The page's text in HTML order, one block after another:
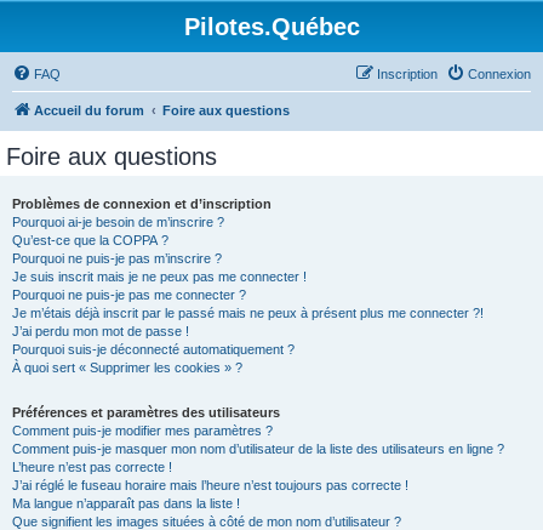
Pilotes.Québec
FAQ Connexion
Inscription
Accueil du forum Foire aux questions
Foire aux questions
Problèmes de connexion et d’inscription
Pourquoi ai-je besoin de m’inscrire ?
Qu’est-ce que la COPPA ?
Pourquoi ne puis-je pas m’inscrire ?
Je suis inscrit mais je ne peux pas me connecter !
Pourquoi ne puis-je pas me connecter ?
Je m’étais déjà inscrit par le passé mais ne peux à présent plus me connecter ?!
J’ai perdu mon mot de passe !
Pourquoi suis-je déconnecté automatiquement ?
À quoi sert « Supprimer les cookies » ?
Préférences et paramètres des utilisateurs
Comment puis-je modifier mes paramètres ?
Comment puis-je masquer mon nom d’utilisateur de la liste des utilisateurs en ligne ?
L’heure n’est pas correcte !
J’ai réglé le fuseau horaire mais l’heure n’est toujours pas correcte !
Ma langue n’apparaît pas dans la liste !
Que signifient les images situées à côté de mon nom d’utilisateur ?